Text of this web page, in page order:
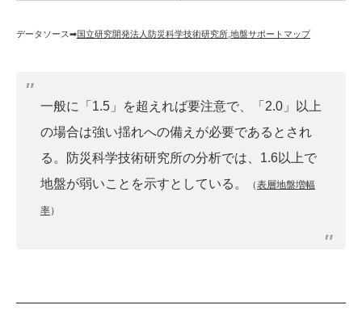
データソース➡︎国立研究開発法人防災科学技術研究所 地盤サポートマップ
一般に「1.5」を超えれば要注意で、「2.0」以上
の場合は強い揺れへの備えが必要であるとされ
る。防災科学技術研究所の分析では、1.6以上で
地盤が弱いことを示すとしている。
（表層地盤増幅
率）